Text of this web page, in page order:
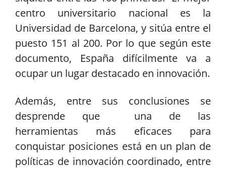
centro universitario nacional es la
Universidad de Barcelona, y sitúa entre el
puesto 151 al 200. Por lo que según este
documento, España difícilmente va a
ocupar un lugar destacado en innovación.
Además, entre sus conclusiones se
desprende que una de las
herramientas más eficaces para
conquistar posiciones está en un plan de
políticas de innovación coordinado, entre